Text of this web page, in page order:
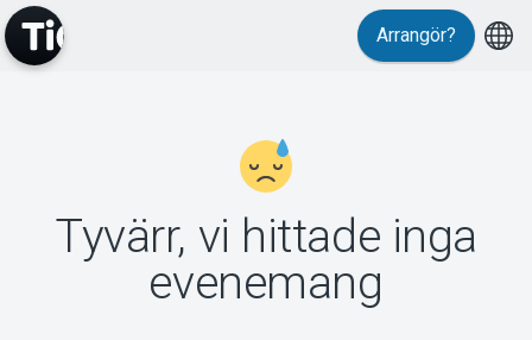
Support
Arrangör?
Tyvärr, vi hittade inga
evenemang